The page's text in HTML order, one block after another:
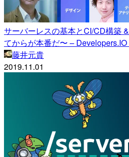
サーバーレスの基本とCI/CD構築
てからが本番だ〜 –
藤井元貴
2019.11.01